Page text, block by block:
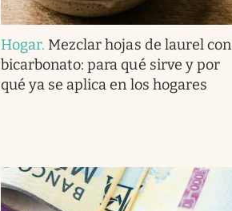
Hogar. Mezclar hojas de laurel con
bicarbonato: para qué sirve y por
qué ya se aplica en los hogares